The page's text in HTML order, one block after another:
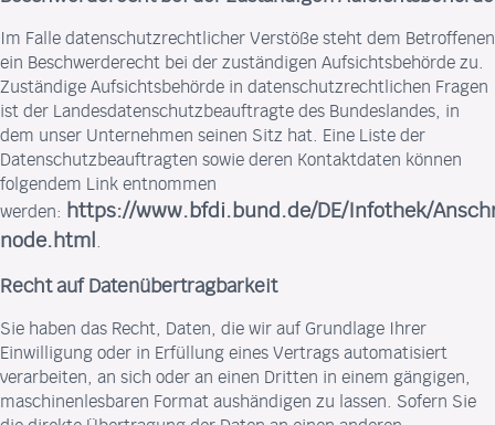
Im Falle datenschutzrechtlicher Verstöße steht dem Betroffenen
ein Beschwerderecht bei der zuständigen Aufsichtsbehörde zu.
Zuständige Aufsichtsbehörde in datenschutzrechtlichen Fragen
ist der Landesdatenschutzbeauftragte des Bundeslandes, in
dem unser Unternehmen seinen Sitz hat. Eine Liste der
Datenschutzbeauftragten sowie deren Kontaktdaten können
folgendem Link entnommen
werden: https://www.bfdi.bund.de/DE/Infothek/
node.html .
Recht auf Datenübertragbarkeit
Sie haben das Recht, Daten, die wir auf Grundlage Ihrer
Einwilligung oder in Erfüllung eines Vertrags automatisiert
verarbeiten, an sich oder an einen Dritten in einem gängigen,
maschinenlesbaren Format aushändigen zu lassen. Sofern Sie